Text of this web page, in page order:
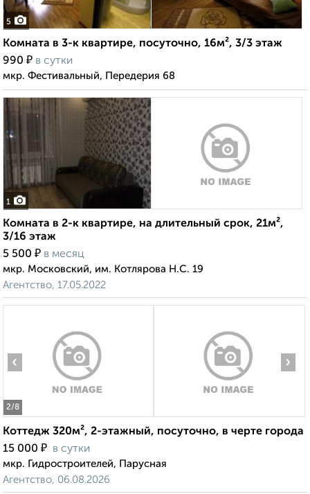
5
Комната в 3-к квартире, посуточно, 16м², 3/3 этаж
990 ₽ в сутки
мкр. Фестивальный, Передерия 68
1
Комната в 2-к квартире, на длительный срок, 21м²,
3/16 этаж
5 500 ₽ в месяц
мкр. Московский, им. Котлярова Н.С. 19
Агентство, 17.05.2022
2/8
‹ ›
Коттедж 320м², 2-этажный, посуточно, в черте города
15 000 ₽ в сутки
мкр. Гидростроителей, Парусная
Агентство, 06.08.2026